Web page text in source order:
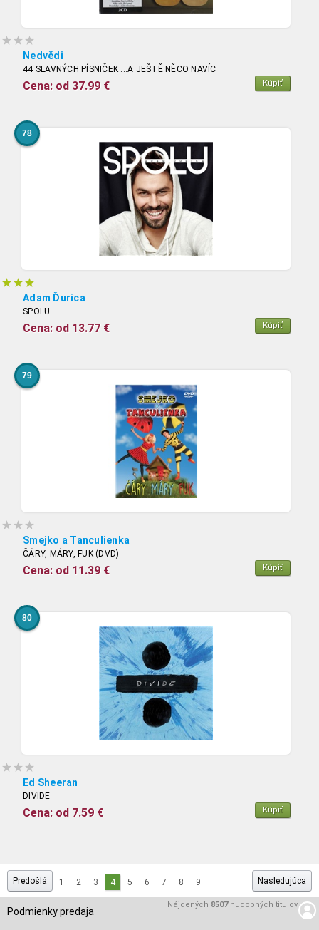
Nedvědi
44 SLAVNÝCH PÍSNIČEK ...A JEŠTĚ NĚCO NAVÍC
Cena: od 37.99 € Kúpiť
78
Adam Ďurica
SPOLU
Cena: od 13.77 € Kúpiť
79
Smejko a Tanculienka
ČÁRY, MÁRY, FUK (DVD)
Cena: od 11.39 € Kúpiť
80
Ed Sheeran
DIVIDE
Cena: od 7.59 € Kúpiť
Predošlá 1 2 3 4 5 6 7 8 9 Nasledujúca
Nájdených 8507hudobných titulov
Podmienky predaja